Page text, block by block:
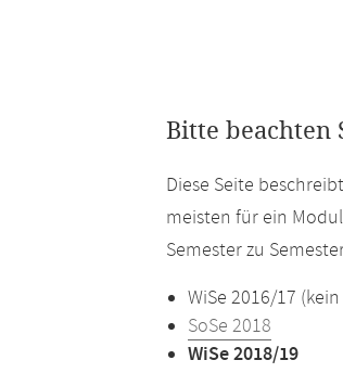
Bitte beachten
Diese Seite
meisten für ein
Semester zu
WiSe 2016/17
SoSe 2018
WiSe 2018/19